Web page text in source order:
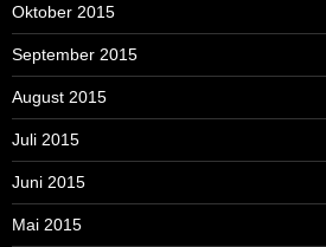
Oktober 2015
September 2015
August 2015
Juli 2015
Juni 2015
Mai 2015